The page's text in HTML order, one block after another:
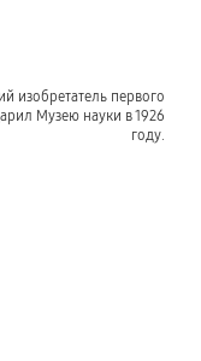
изобретатель первого
Музею науки в 1926
году.